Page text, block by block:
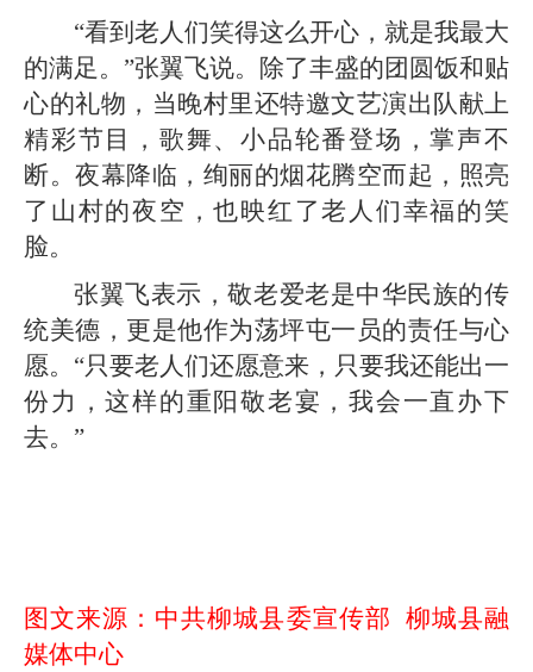
“看到老人们笑得这么开心，就是我最大
的满足。”张翼飞说。除了丰盛的团圆饭和贴
心的礼物，当晚村里还特邀文艺演出队献上
精彩节目，歌舞、小品轮番登场，掌声不
断。夜幕降临，绚丽的烟花腾空而起，照亮
了山村的夜空，也映红了老人们幸福的笑
脸。
张翼飞表示，敬老爱老是中华民族的传
统美德，更是他作为荡坪屯一员的责任与心
愿。“只要老人们还愿意来，只要我还能出一
份力，这样的重阳敬老宴，我会一直办下
去。”
图文来源：中共柳城县委宣传部 柳城县融
媒体中心